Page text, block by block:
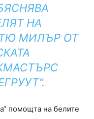
НА
МИЛЪР ОТ
помощта на белите